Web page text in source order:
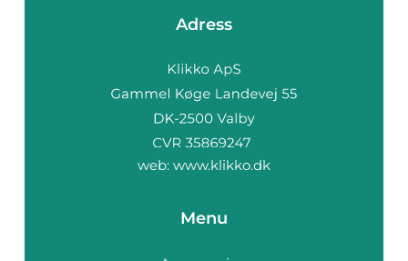
Adress
web: www.klikko.dk
Menu